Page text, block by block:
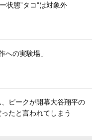
状態”タコ”は対象外
への実験場」
、ピークが開幕大谷翔平の
たと言われてしまう